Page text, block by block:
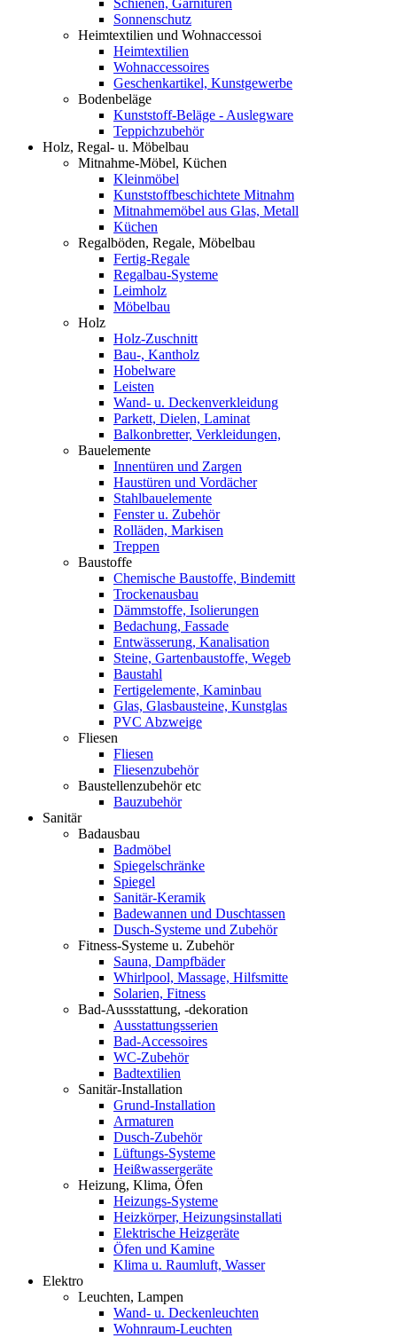
Schienen, Garnituren
Sonnenschutz
Heimtextilien und Wohnaccessoi
Heimtextilien
Wohnaccessoires
Geschenkartikel, Kunstgewerbe
Bodenbeläge
Kunststoff-Beläge - Auslegware
Teppichzubehör
Holz, Regal- u. Möbelbau
Mitnahme-Möbel, Küchen
Kleinmöbel
Kunststoffbeschichtete Mitnahm
Mitnahmemöbel aus Glas, Metall
Küchen
Regalböden, Regale, Möbelbau
Fertig-Regale
Regalbau-Systeme
Leimholz
Möbelbau
Holz
Holz-Zuschnitt
Bau-, Kantholz
Hobelware
Leisten
Wand- u. Deckenverkleidung
Parkett, Dielen, Laminat
Balkonbretter, Verkleidungen,
Bauelemente
Innentüren und Zargen
Haustüren und Vordächer
Stahlbauelemente
Fenster u. Zubehör
Rolläden, Markisen
Treppen
Baustoffe
Chemische Baustoffe, Bindemitt
Trockenausbau
Dämmstoffe, Isolierungen
Bedachung, Fassade
Entwässerung, Kanalisation
Steine, Gartenbaustoffe, Wegeb
Baustahl
Fertigelemente, Kaminbau
Glas, Glasbausteine, Kunstglas
PVC Abzweige
Fliesen
Fliesen
Fliesenzubehör
Baustellenzubehör etc
Bauzubehör
Sanitär
Badausbau
Badmöbel
Spiegelschränke
Spiegel
Sanitär-Keramik
Badewannen und Duschtassen
Dusch-Systeme und Zubehör
Fitness-Systeme u. Zubehör
Sauna, Dampfbäder
Whirlpool, Massage, Hilfsmitte
Solarien, Fitness
Bad-Aussstattung, -dekoration
Ausstattungsserien
Bad-Accessoires
WC-Zubehör
Badtextilien
Sanitär-Installation
Grund-Installation
Armaturen
Dusch-Zubehör
Lüftungs-Systeme
Heißwassergeräte
Heizung, Klima, Öfen
Heizungs-Systeme
Heizkörper, Heizungsinstallati
Elektrische Heizgeräte
Öfen und Kamine
Klima u. Raumluft, Wasser
Elektro
Leuchten, Lampen
Wand- u. Deckenleuchten
Wohnraum-Leuchten